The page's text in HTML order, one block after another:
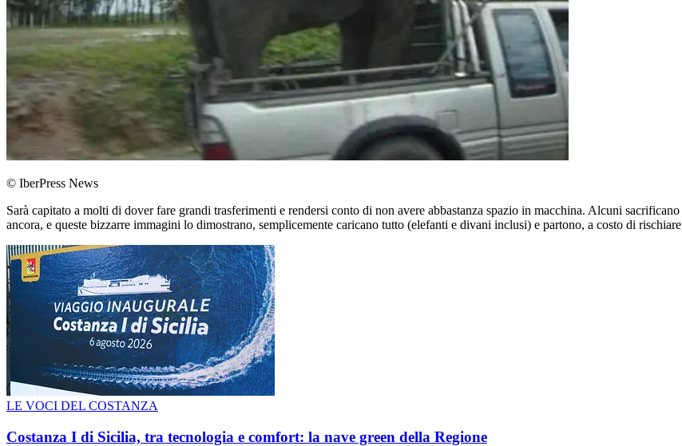
© IberPress News
Sarà capitato a molti di dover fare grandi trasferimenti e rendersi conto di non avere abbastanza spazio in macchina. Alcuni
ancora, e queste bizzarre immagini lo dimostrano, semplicemente caricano tutto (elefanti e divani inclusi) e partono, a costo di
LE VOCI DEL COSTANZA
Costanza I di Sicilia, tra tecnologia e comfort: la nave green della Regione